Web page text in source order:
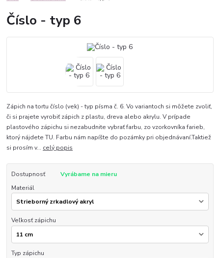
Číslo - typ 6
Zápich na tortu číslo (vek) - typ písma č. 6. Vo variantoch si môžete zvoliť,
či si prajete vyrobiť zápich z plastu, dreva alebo akrylu. V prípade
plastového zápichu si nezabudnite vybrať farbu, zo vzorkovníka farieb,
ktorý nájdete TU. Farbu nám napíšte do pozámky pri objednávaní.Taktiež
si prosím v... celý popis
Dostupnosť
Vyrábame na mieru
Materiál
Veľkosť zápichu
Typ zápichu